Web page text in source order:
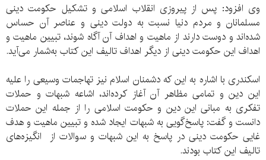
وی افزود: پس از پیروزی انقلاب اسلامی و تشکیل حکومت دینی
مسلمانان و مردم دنیا نسبت به دولت دینی و عناصر آن حساس
شده‌اند و دوست دارند از ماهیت و اهداف آن آگاه شوند، تبیین ماهیت و
اهداف این حکومت دینی از دیگر اهداف تالیف این کتاب به‌شمار می‌آید.
اسکندری با اشاره به این که دشمنان اسلام نیز تهاجمات وسیعی را علیه
این دین و تمامی مظاهر آن آغاز کرده‌اند، اشاعه شبهات و حملات
تفکری به مبانی این دین و حکومت اسلامی را از جمله این حملات
دانست و گفت: پاسخ‌گویی به شبهات ایجاد شده و تبیین ماهیت و هدف
غایی حکومت دینی در پاسخ به این شبهات و سوالات از انگیزه‌های
تالیف این کتاب بودند.